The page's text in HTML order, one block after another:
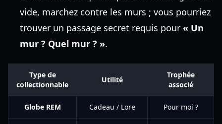
vide, marchez contre les murs ; vous pourriez
trouver un passage secret requis pour « Un
mur ? Quel mur ? ».
Type de
collectionnable
Utilité
Trophée
associé
Globe REM Cadeau / Lore Pour moi ?